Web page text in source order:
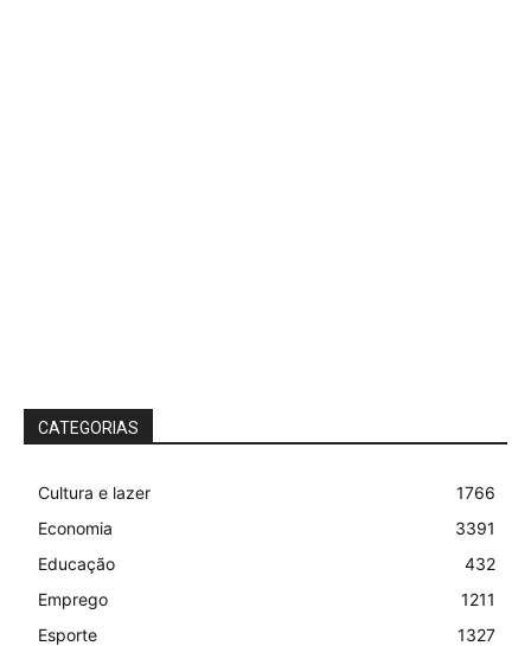
CATEGORIAS
Cultura e lazer
1766
Economia
3391
Educação
432
Emprego
1211
Esporte
1327